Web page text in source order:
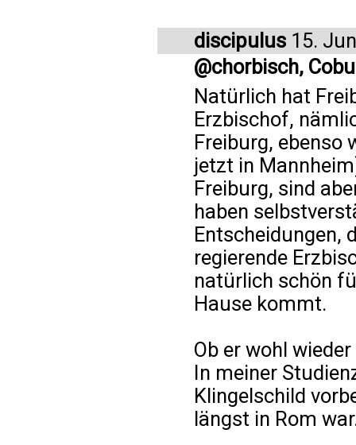
discipulus 15.
@chorbisch,
Natürlich hat
Erzbischof,
Freiburg, ebenso
jetzt in
Freiburg, sind
haben
Entscheidungen,
regierende
natürlich schön
Hause kommt.
Ob er wohl
In meiner
Klingelschild
längst in Rom